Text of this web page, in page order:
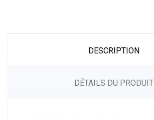
DESCRIPTION
DÉTAILS DU PRODUIT